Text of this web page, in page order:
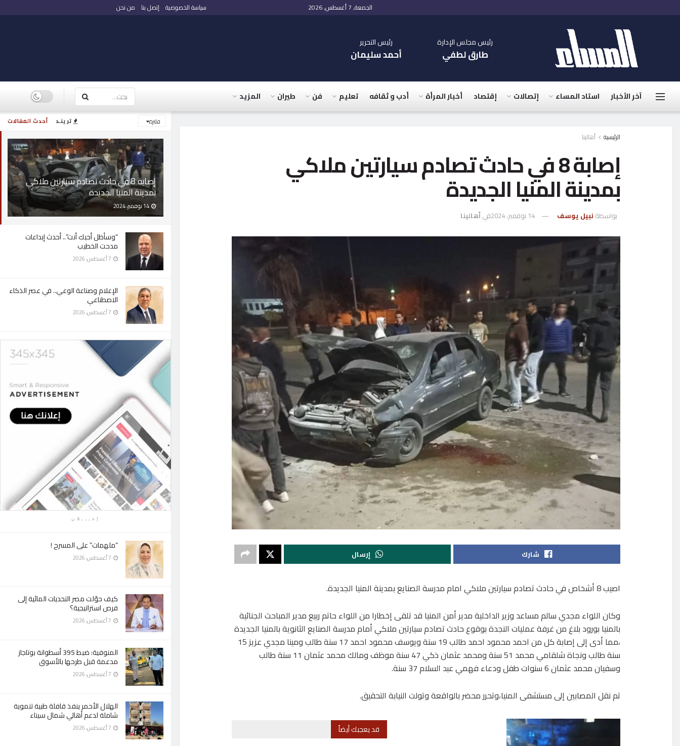
أحدث المقالات ترينـد فلترة
إصابة 8 في حادث تصادم سيارتين ملاكي
بمدينة المنيا الجديدة
“وسأظل أحبك أنت”.. أحدث إبداعات
مدحت الخطيب
الإعلام وصناعة الوعي.. في عصر الذكاء
الاصطناعي
إعـــلان
“ملهمات” على المسرح !
كيف حوّلت مصر التحديات المائية إلى
فرص استراتيجية؟
المنوفية: ضبط 395 أسطوانة بوتاجاز
مدعمة قبل طرحها بالأسوق
الهلال الأحمر ينفذ قافلة طبية تنموية
شاملة لدعم أهالي شمال سيناء
الجمعة, 7 أغسطس, 2026 سياسة الخصوصية إتصل بنا من نحن
رئيس مجلس الإدارة
طارق لطفي
رئيس التحرير
أحمد سليمان
آخر الأخبار استاد المساء إتصالات إقتصاد أخبار المرأة أدب و ثقافه تعليم فن طيران المزيد
الرئيسية أهالينا
إصابة 8 في حادث تصادم سيارتين ملاكي
بمدينة المنيا الجديدة
بواسطة نبيل يوسف 14 نوفمبر، 2024 فيأهالينا
شارك إرسال
اصيب 8 أشخاص في حادث تصادم سيارتين ملاكي امام مدرسة الصنايع بمدينة المنيا الجديدة.
وكان اللواء مجدي سالم مساعد وزير الداخلية مدير أمن المنيا قد تلقى إخطارا من اللواء حاتم ربيع مدير المباحث الجنائية
بالمنيا بورود بلاغ من غرفة عمليات النجدة بوقوع حادث تصادم سيارتين ملاكي أمام مدرسة الصنايع الثانوية بالمنيا الجديدة
،مما أدى إلى إصابة كل من احمد محمود احمد طالب 19 سنة ويوسف محمود احمد 17 سنة طالب ومينا مجدي عزيز 15
سنة طالب ونجاة شلقامي محمد 51 سنة ومحمد عثمان ذكي 47 سنة موظف ومالك محمد عثمان 11 سنة طالب
وسفيان محمد عثمان 6 سنوات طفل ودعاء فهمي عبد السلام 37 سنة.
تم نقل المصابين إلى مستشفى المنيا،وتحرر محضر بالواقعة وتولت النيابة التحقيق.
قد يعجبك أيضاً